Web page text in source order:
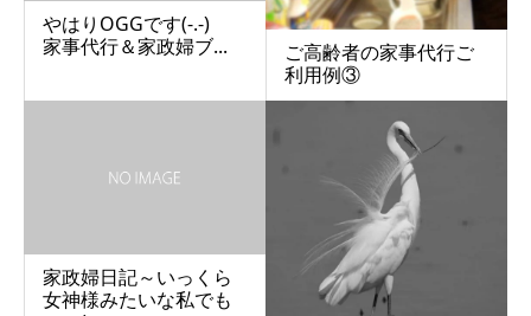
やはりOGGです(-.-)
家事代行＆家政婦ブ...
ご高齢者の家事代行ご
利用例③
家政婦日記～いっくら
女神様みたいな私でも